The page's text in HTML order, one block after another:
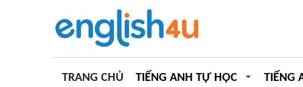
TRANG CHỦ TIẾNG ANH TỰ HỌC TIẾNG